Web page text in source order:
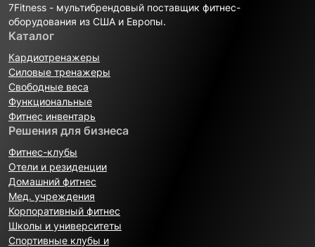
7Fitness - мультибрендовый поставщик фитнес-
оборудования из США и Европы.
Каталог
Кардиотренажеры
Силовые тренажеры
Свободные веса
Функциональные
Фитнес инвентарь
Решения для бизнеса
Фитнес-клубы
Отели и резиденции
Домашний фитнес
Мед. учреждения
Корпоративный фитнес
Школы и университеты
Спортивные клубы и